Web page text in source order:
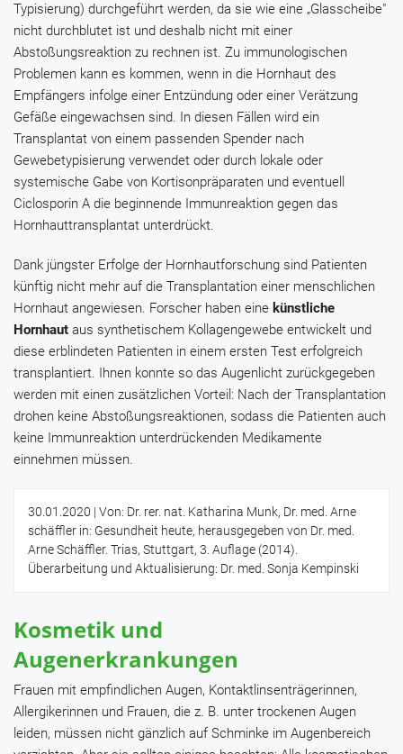
Typisierung) durchgeführt werden, da sie wie eine „Glasscheibe"
nicht durchblutet ist und deshalb nicht mit einer
Abstoßungsreaktion zu rechnen ist. Zu immunologischen
Problemen kann es kommen, wenn in die Hornhaut des
Empfängers infolge einer Entzündung oder einer Verätzung
Gefäße eingewachsen sind. In diesen Fällen wird ein
Transplantat von einem passenden Spender nach
Gewebetypisierung verwendet oder durch lokale oder
systemische Gabe von Kortisonpräparaten und eventuell
Ciclosporin A die beginnende Immunreaktion gegen das
Hornhauttransplantat unterdrückt.
Dank jüngster Erfolge der Hornhautforschung sind Patienten
künftig nicht mehr auf die Transplantation einer menschlichen
Hornhaut angewiesen. Forscher haben eine künstliche
Hornhaut aus synthetischem Kollagengewebe entwickelt und
diese erblindeten Patienten in einem ersten Test erfolgreich
transplantiert. Ihnen konnte so das Augenlicht zurückgegeben
werden mit einen zusätzlichen Vorteil: Nach der Transplantation
drohen keine Abstoßungsreaktionen, sodass die Patienten auch
keine Immunreaktion unterdrückenden Medikamente
einnehmen müssen.
30.01.2020 | Von: Dr. rer. nat. Katharina Munk, Dr. med. Arne
schäffler in: Gesundheit heute, herausgegeben von Dr. med.
Arne Schäffler. Trias, Stuttgart, 3. Auflage (2014).
Überarbeitung und Aktualisierung: Dr. med. Sonja Kempinski
Kosmetik und
Augenerkrankungen
Frauen mit empfindlichen Augen, Kontaktlinsenträgerinnen,
Allergikerinnen und Frauen, die z. B. unter trockenen Augen
leiden, müssen nicht gänzlich auf Schminke im Augenbereich